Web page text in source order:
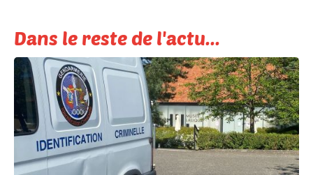
Dans le reste de l'actu...